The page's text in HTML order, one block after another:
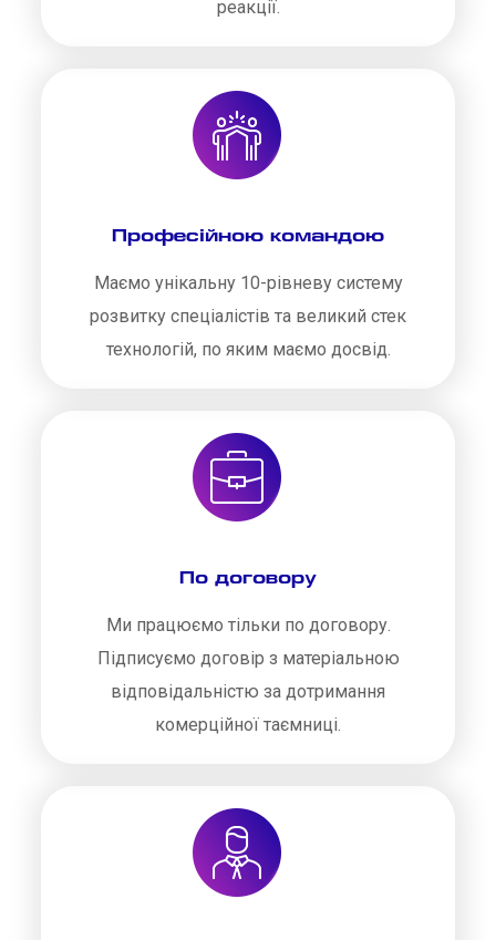
реакції.
Професійною командою
Маємо унікальну 10-рівневу систему
розвитку спеціалістів та великий стек
технологій, по яким маємо досвід.
По договору
Ми працюємо тільки по договору.
Підписуємо договір з матеріальною
відповідальністю за дотримання
комерційної таємниці.